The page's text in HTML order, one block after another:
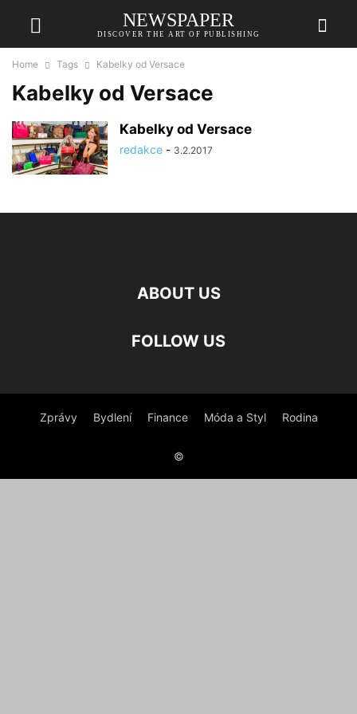
NEWSPAPER
DISCOVER THE ART OF PUBLISHING
Home Tags Kabelky od Versace
Kabelky od Versace
Kabelky od Versace
redakce - 3.2.2017
ABOUT US
FOLLOW US
Zprávy Bydlení Finance Móda a Styl Rodina
©